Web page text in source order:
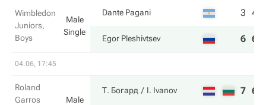
Wimbledon
Juniors,
Boys
Male
Single
Dante Pagani 3 4
Egor Pleshivtsev 6 6
04.06, 17:45
Roland
Garros
Male
Т. Богард I. Ivanov 7 6